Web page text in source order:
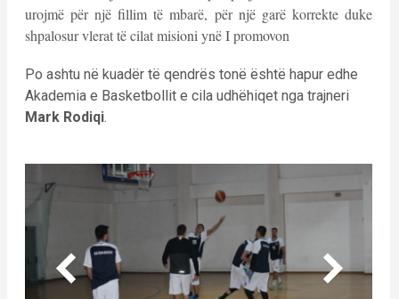
urojmë për një fillim të mbarë, për një garë korrekte duke
shpalosur vlerat të cilat misioni ynë I promovon
Po ashtu në kuadër të qendrës tonë është hapur edhe
Akademia e Basketbollit e cila udhëhiqet nga trajneri
Mark Rodiqi.